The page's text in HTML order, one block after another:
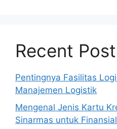
Recent
Pentingnya Fasilitas
Manajemen Logistik
Mengenal Jenis Kartu
Sinarmas untuk